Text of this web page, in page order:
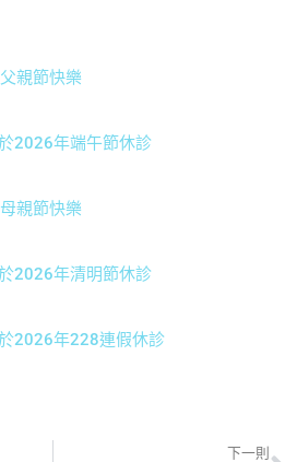
親節快樂
2026年端午節休診
親節快樂
2026年清明節休診
2026年228連假休診
下一則